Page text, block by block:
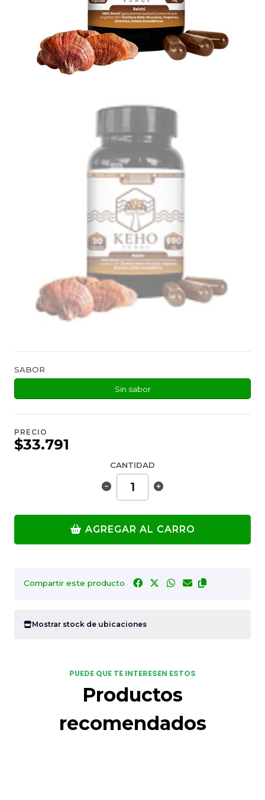
SABOR
Sin sabor
PRECIO
$33.791
CANTIDAD
AGREGAR AL CARRO
Compartir este producto
Mostrar stock de ubicaciones
PUEDE QUE TE INTERESEN ESTOS
Productos
recomendados